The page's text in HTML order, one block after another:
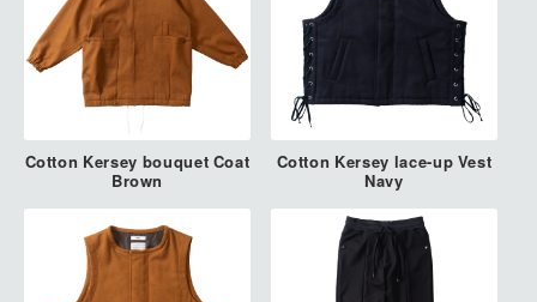
Cotton Kersey bouquet Coat
Brown
Cotton Kersey lace-up Vest
Navy